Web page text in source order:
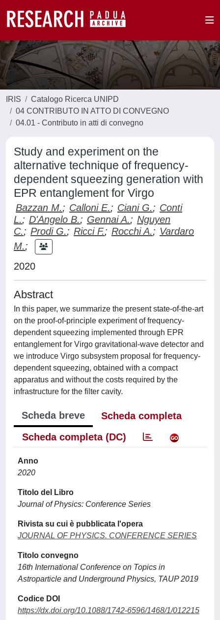
IRIS
Catalogo Ricerca UNIPD
04 CONTRIBUTO IN ATTO DI CONVEGNO
04.01 - Contributo in atti di convegno
Study and experiment on the
alternative technique of frequency-
dependent squeezing generation with
EPR entanglement for Virgo
Bazzan M.; Calloni E.; Ciani G.; Conti
L.; D'Angelo B.; Gennai A.; Nguyen
C.; Prodi G.; Ricci F.; Rocchi A.; Vardaro
M.;
2020
Abstract
In this paper, we summarize the present state-of-the-art
on the proof-of-principle experiment of frequency-
dependent squeezing implemented through EPR
entanglement for Virgo gravitational-wave detector and
we introduce Virgo subsystem proposal for frequency-
dependent squeezing, obtained with a compact
apparatus and without the costs required by the
infrastructure for the filter cavity.
Scheda breve
Scheda completa
Scheda completa (DC)
Anno
2020
Titolo del Libro
Journal of Physics: Conference Series
Rivista su cui è pubblicata l'opera
JOURNAL OF PHYSICS. CONFERENCE SERIES
Titolo convegno
16th International Conference on Topics in
Astroparticle and Underground Physics, TAUP 2019
Codice DOI
https://dx.doi.org/10.1088/1742-6596/1468/1/012215